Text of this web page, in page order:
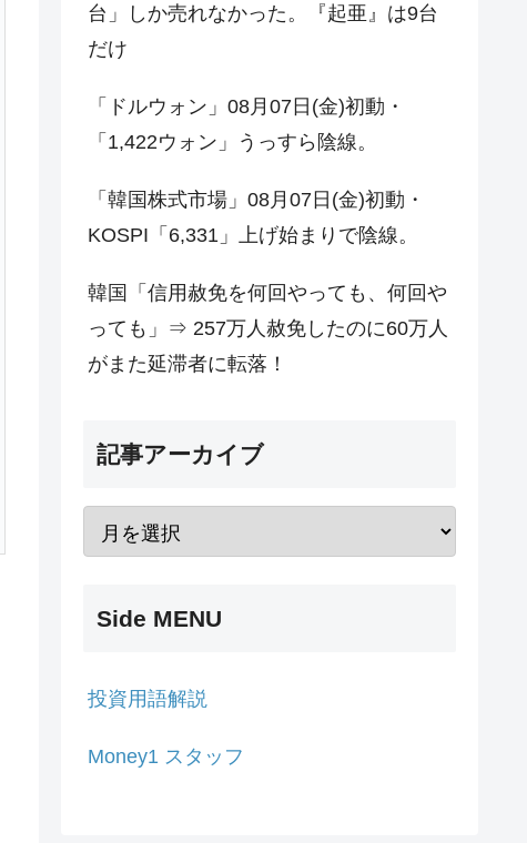
台」しか売れなかった。『起亜』は9台
だけ
「ドルウォン」08月07日(金)初動・
「1,422ウォン」うっすら陰線。
「韓国株式市場」08月07日(金)初動・
KOSPI「6,331」上げ始まりで陰線。
韓国「信用赦免を何回やっても、何回や
っても」⇒ 257万人赦免したのに60万人
がまた延滞者に転落！
記事アーカイブ
Side MENU
投資用語解説
Money1 スタッフ